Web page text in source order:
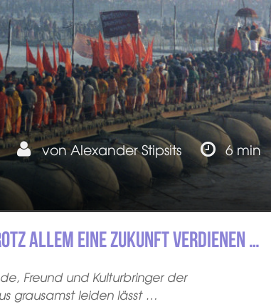
vonAlexander Stipsits
6 min
allem eine Zukunft verdienen …
Freund und Kulturbringer der
grausamst leiden lässt …